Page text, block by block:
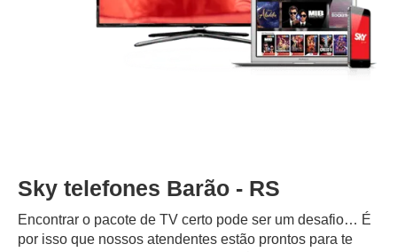
Sky telefones Barão - RS
Encontrar o pacote de TV certo pode ser um desafio… É
por isso que nossos atendentes estão prontos para te